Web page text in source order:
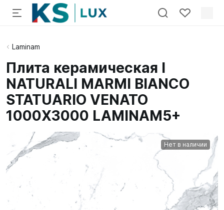
Laminam
Плита керамическая I
NATURALI MARMI BIANCO
STATUARIO VENATO
1000X3000 LAMINAM5+
Нет в наличии